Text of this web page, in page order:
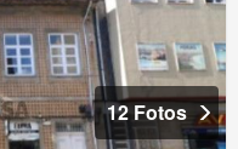
12 Fotos